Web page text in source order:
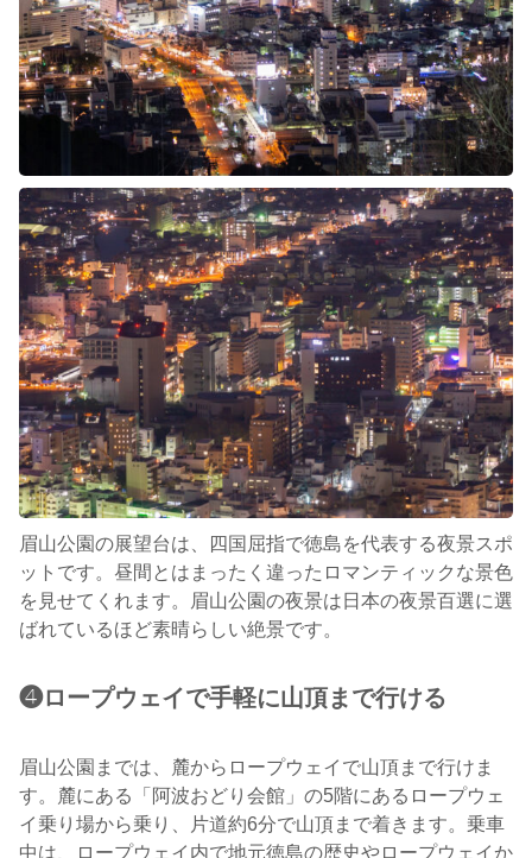
眉山公園の展望台は、四国屈指で徳島を代表する夜景スポ
ットです。昼間とはまったく違ったロマンティックな景色
を見せてくれます。眉山公園の夜景は日本の夜景百選に選
ばれているほど素晴らしい絶景です。
❹ロープウェイで手軽に山頂まで行ける
眉山公園までは、麓からロープウェイで山頂まで行けま
す。麓にある「阿波おどり会館」の5階にあるロープウェ
イ乗り場から乗り、片道約6分で山頂まで着きます。乗車
中は、ロープウェイ内で地元徳島の歴史やロープウェイか